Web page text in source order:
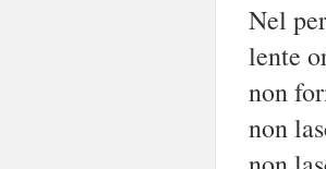
Nel
lente
non
non